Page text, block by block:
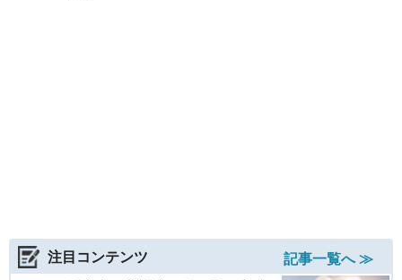
注目コンテンツ
記事一覧へ ≫